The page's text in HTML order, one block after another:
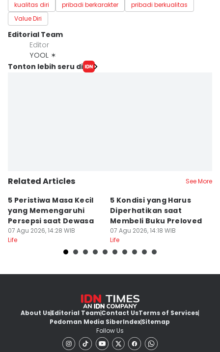
kualitas diri pribadi berkarakter
pribadi berkualitas
Value Diri
Editorial Team
Editor
YOOL ✶
Tonton lebih seru di
Related Articles See More
5 Peristiwa Masa Kecil
yang Memengaruhi
Persepsi saat Dewasa
07 Agu 2026, 14:28 WIB
Life
5 Kondisi yang Harus
Diperhatikan saat
Membeli Buku Preloved
07 Agu 2026, 14:18 WIB
Life
About UsEditorial TeamContact UsTerms of Services
Pedoman Media SiberIndexSitemap
Follow Us